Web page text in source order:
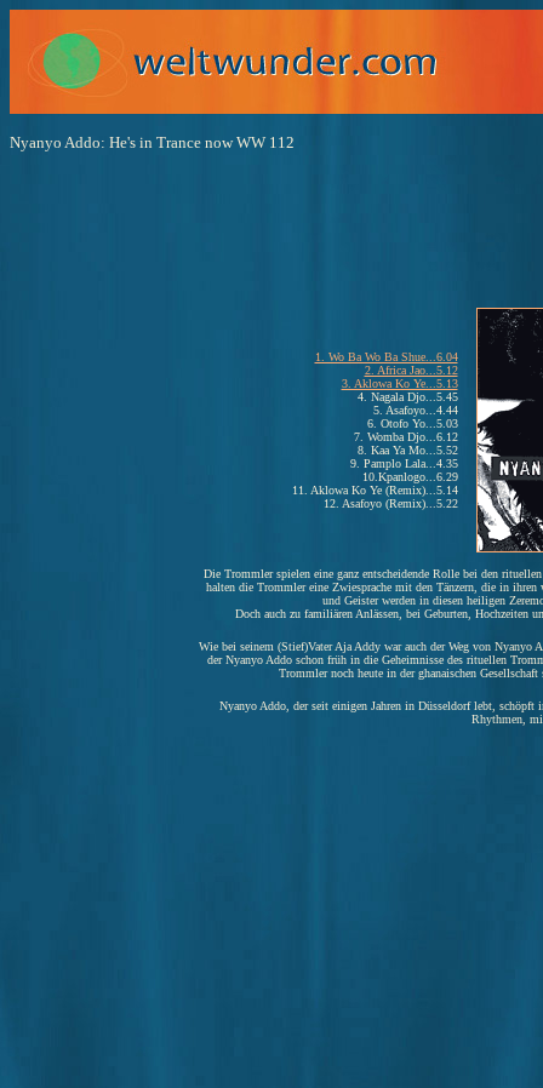
Nyanyo Addo: He's in Trance now WW 112
1. Wo Ba Wo Ba Shue...6.04
2. Africa Jao...5.12
3. Aklowa Ko Ye...5.13
4. Nagala Djo...5.45
5. Asafoyo...4.44
6. Otofo Yo...5.03
7. Womba Djo...6.12
8. Kaa Ya Mo...5.52
9. Pamplo Lala...4.35
10.Kpanlogo...6.29
11. Aklowa Ko Ye (Remix)...5.14
12. Asafoyo (Remix)...5.22
Die Trommler spielen eine ganz entscheidende Rolle bei den
halten die Trommler eine Zwiesprache mit den Tänzern, die in
und Geister werden in diesen heiligen
Doch auch zu familiären Anlässen, bei Geburten, Hochzeiten
Wie bei seinem (Stief)Vater Aja Addy war auch der Weg von Nyanyo
der Nyanyo Addo schon früh in die Geheimnisse des rituellen
Trommler noch heute in der ghanaischen
Nyanyo Addo, der seit einigen Jahren in Düsseldorf lebt, schöpft
Rhythmen,